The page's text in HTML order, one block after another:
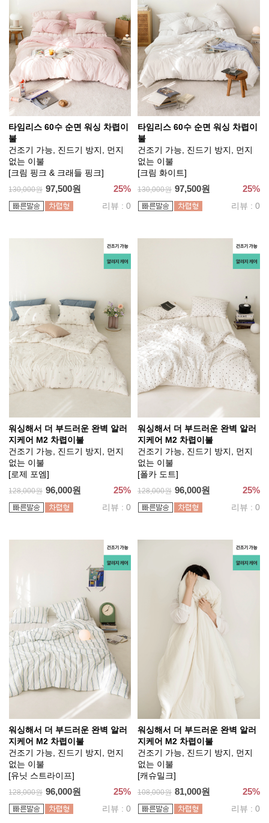
타임리스 60수 순면 워싱 차렵이
불
건조기 가능, 진드기 방지, 먼지
없는 이불
[크림 핑크 & 크래들 핑크]
130,000원 97,500원 25%
리뷰 : 0
타임리스 60수 순면 워싱 차렵이
불
건조기 가능, 진드기 방지, 먼지
없는 이불
[크림 화이트]
130,000원 97,500원 25%
리뷰 : 0
워싱해서 더 부드러운 완벽 알러
지케어 M2 차렵이불
건조기 가능, 진드기 방지, 먼지
없는 이불
[로제 포엠]
128,000원 96,000원 25%
리뷰 : 0
워싱해서 더 부드러운 완벽 알러
지케어 M2 차렵이불
건조기 가능, 진드기 방지, 먼지
없는 이불
[폴카 도트]
128,000원 96,000원 25%
리뷰 : 0
워싱해서 더 부드러운 완벽 알러
지케어 M2 차렵이불
건조기 가능, 진드기 방지, 먼지
없는 이불
[유닛 스트라이프]
128,000원 96,000원 25%
리뷰 : 0
워싱해서 더 부드러운 완벽 알러
지케어 M2 차렵이불
건조기 가능, 진드기 방지, 먼지
없는 이불
[캐슈밀크]
108,000원 81,000원 25%
리뷰 : 0